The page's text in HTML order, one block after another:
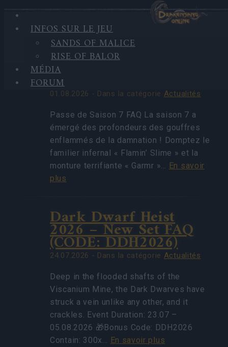
INFOS SUR LE JEU
SANDS OF MALICE
RISE OF BALOR
MÉDIA
FORUM
HIGHLIGHTS
ACTUALITÉS
RÉCENTES
Passe de Saison 7
FAQ(CODE:
S7INFERNAL)
01.08.2026 - Dans la catégorie Actualités
Passe de Saison 7 FAQ La saison 7 a
émergé des profondeurs des gouffres
enflammés de la damnation ! Domptez le
familier infernal « Flamin’ Slime » et la
monture terrifiante « Garmr »… En savoir
plus
Dark Dwarf Heist
2026 – New Set FAQ
(CODE: DDH2026)
24.07.2026 - Dans la catégorie Actualités
Deep in the flooded shafts of the
Viscanium Mine, the Dark Dwarves have
struck a vein unlike any other, and it
crackles. Event Duration: 23.07 –
05.08.2026 🎁Bonus Code: DDH2026
Contain: 300x… En savoir plus